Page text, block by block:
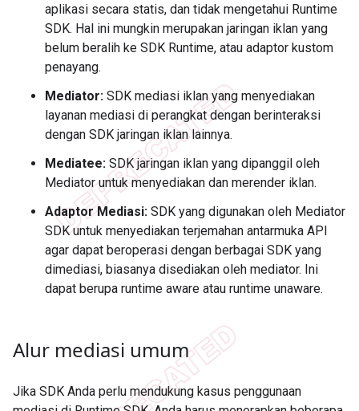
aplikasi secara statis, dan tidak mengetahui Runtime
SDK. Hal ini mungkin merupakan jaringan iklan yang
belum beralih ke SDK Runtime, atau adaptor kustom
penayang.
Mediator: SDK mediasi iklan yang menyediakan
layanan mediasi di perangkat dengan berinteraksi
dengan SDK jaringan iklan lainnya.
Mediatee: SDK jaringan iklan yang dipanggil oleh
Mediator untuk menyediakan dan merender iklan.
Adaptor Mediasi: SDK yang digunakan oleh Mediator
SDK untuk menyediakan terjemahan antarmuka API
agar dapat beroperasi dengan berbagai SDK yang
dimediasi, biasanya disediakan oleh mediator. Ini
dapat berupa runtime aware atau runtime unaware.
Alur mediasi umum
Jika SDK Anda perlu mendukung kasus penggunaan